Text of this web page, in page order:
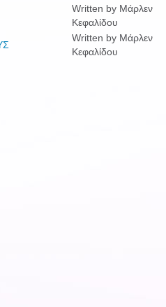
Written by Μάρλεν
Κεφαλίδου
Written by Μάρλεν
Κεφαλίδου